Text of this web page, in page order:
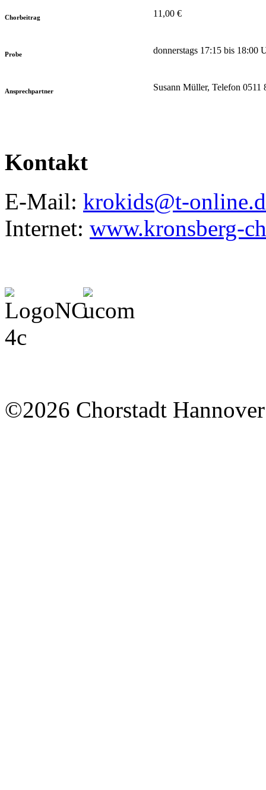
Chorbeitrag 11,00 €
Probe donnerstags 17:15 bis 18:00
Ansprechpartner Susann Müller, Telefon 0511
Kontakt
E-Mail: krokids@t-
Internet: www.kronsberg-
©2026 Chorstadt Hannover